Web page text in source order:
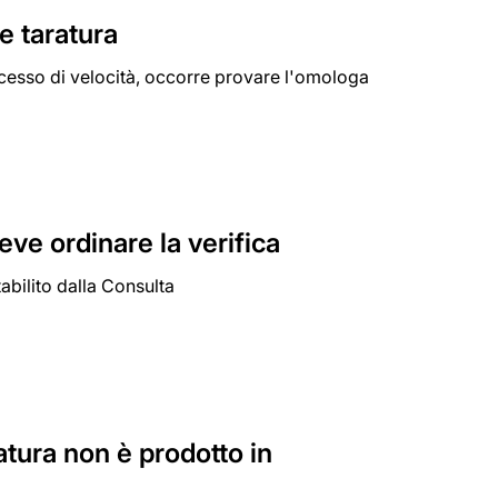
taratura
di velocità, occorre provare l'omologa
ordinare la verifica
dalla Consulta
non è prodotto in